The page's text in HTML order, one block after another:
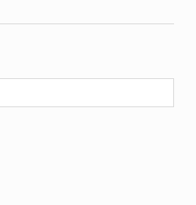
kosztów płatności